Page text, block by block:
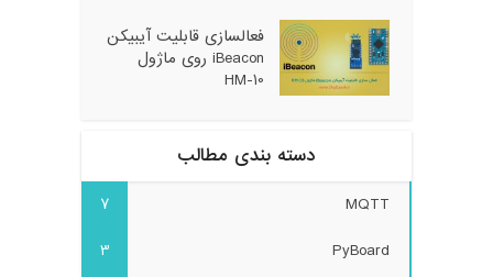
فعالسازی قابلیت آیبیکن
iBeacon روی ماژول
HM-10
دسته بندی مطالب
MQTT
7
PyBoard
3